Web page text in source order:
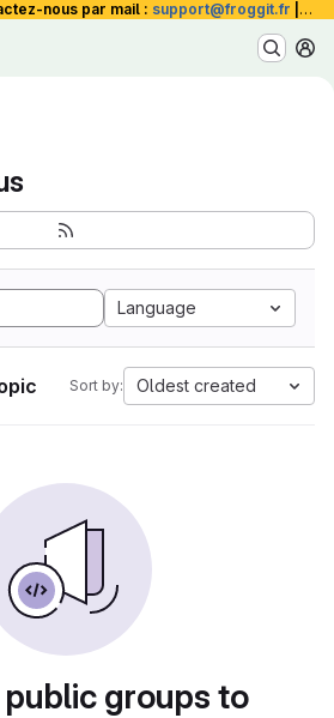
nous par mail : support@froggit.fr La
Language
Sort by: Oldest created
groups to